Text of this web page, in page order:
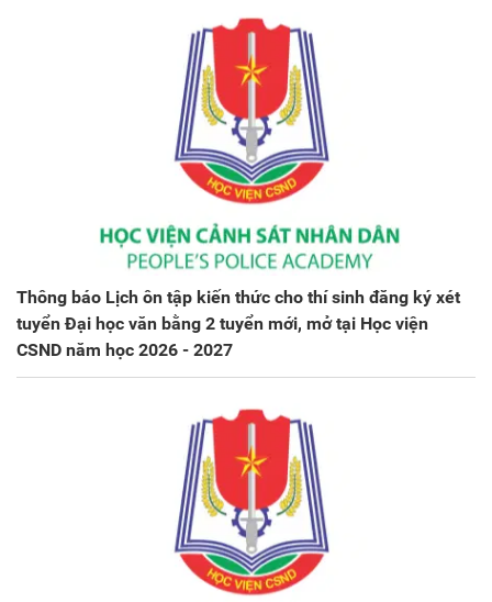
Thông báo Lịch ôn tập kiến thức cho thí sinh đăng ký xét
tuyển Đại học văn bằng 2 tuyển mới, mở tại Học viện
CSND năm học 2026 - 2027